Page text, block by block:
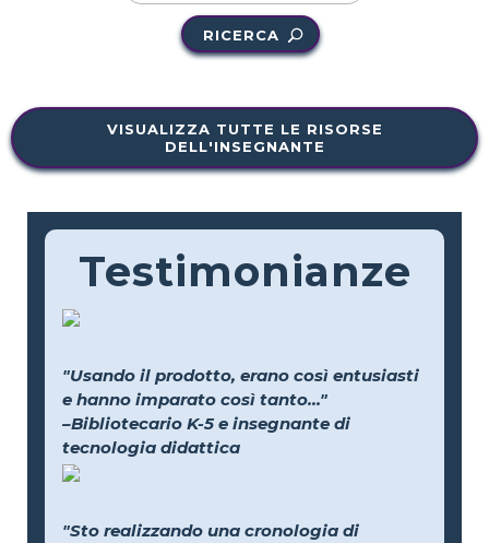
RICERCA
VISUALIZZA TUTTE LE RISORSE
DELL'INSEGNANTE
Testimonianze
"Usando il prodotto, erano così entusiasti
e hanno imparato così tanto..."
–Bibliotecario K-5 e insegnante di
tecnologia didattica
"Sto realizzando una cronologia di